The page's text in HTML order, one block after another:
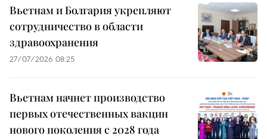
Вьетнам и Болгария укрепляют
сотрудничество в области
здравоохранения
27/07/2026 08:25
Вьетнам начнет производство
первых отечественных вакцин
нового поколения с 2028 года